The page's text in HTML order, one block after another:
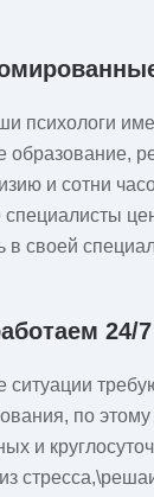
психологи
образование,
и сотни
специалисты
в своей
24/7
ситуации
по
и